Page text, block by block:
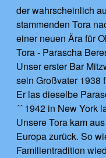
der wahrscheinlich
stammenden Tora
einer neuen Ära für
Tora - Parascha
Unser erster Bar
sein Großvater 1938
Er las dieselbe
´´ 1942 in New York
Unsere Tora kam
Europa zurück. So
Familientradition